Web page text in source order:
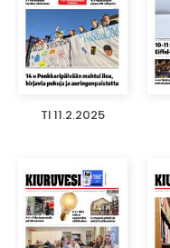
TI 11.2.2025